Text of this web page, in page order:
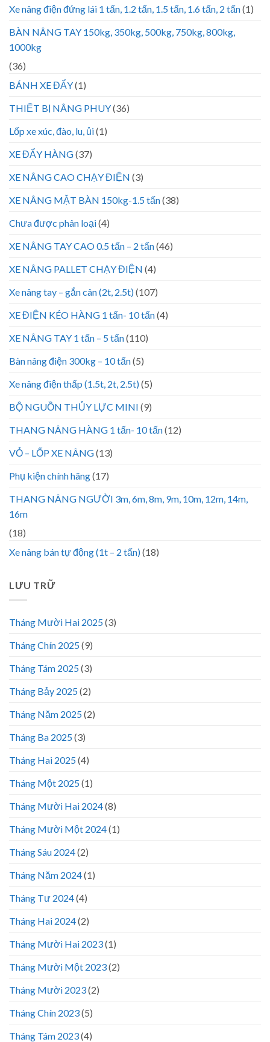
Xe nâng điện đứng lái 1 tấn, 1.2 tấn, 1.5 tấn, 1.6 tấn, 2 tấn(1)
BÀN NÂNG TAY 150kg, 350kg, 500kg, 750kg, 800kg,
1000kg
(36)
BÁNH XE ĐẨY(1)
THIẾT BỊ NÂNG PHUY(36)
Lốp xe xúc, đào, lu, ủi(1)
XE ĐẨY HÀNG(37)
XE NÂNG CAO CHẠY ĐIỆN (3)
XE NÂNG MẶT BÀN 150kg-1.5 tấn(38)
Chưa được phân loại(4)
XE NÂNG TAY CAO 0.5 tấn – 2 tấn(46)
XE NÂNG PALLET CHẠY ĐIỆN (4)
Xe nâng tay – gắn cân (2t, 2.5t)(107)
XE ĐIỆN KÉO HÀNG 1 tấn- 10 tấn(4)
XE NÂNG TAY 1 tấn – 5 tấn(110)
Bàn nâng điện 300kg – 10 tấn(5)
Xe nâng điện thấp (1.5t, 2t, 2.5t)(5)
BỘ NGUỒN THỦY LỰC MINI (9)
THANG NÂNG HÀNG 1 tấn- 10 tấn(12)
VỎ – LỐP XE NÂNG(13)
Phụ kiện chính hãng(17)
THANG NÂNG NGƯỜI 3m, 6m, 8m, 9m, 10m, 12m, 14m,
16m
(18)
Xe nâng bán tự động (1t – 2 tấn)(18)
LƯU TRỮ
Tháng Mười Hai 2025(3)
Tháng Chín 2025(9)
Tháng Tám 2025(3)
Tháng Bảy 2025(2)
Tháng Năm 2025(2)
Tháng Ba 2025(3)
Tháng Hai 2025(4)
Tháng Một 2025(1)
Tháng Mười Hai 2024(8)
Tháng Mười Một 2024(1)
Tháng Sáu 2024(2)
Tháng Năm 2024(1)
Tháng Tư 2024(4)
Tháng Hai 2024(2)
Tháng Mười Hai 2023(1)
Tháng Mười Một 2023(2)
Tháng Mười 2023(2)
Tháng Chín 2023(5)
Tháng Tám 2023(4)